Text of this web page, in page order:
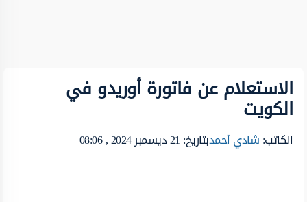
الاستعلام عن فاتورة أوريدو في
الكويت
الكاتب:شادي أحمدبتاريخ: 21 ديسمبر 2024 , 08:06